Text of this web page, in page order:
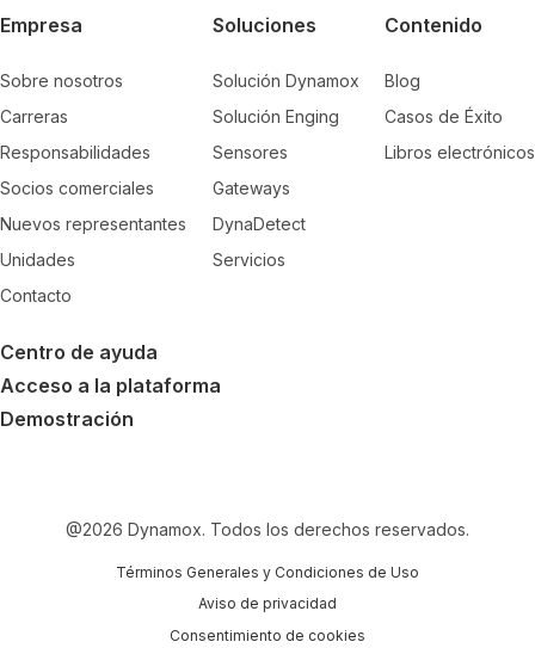
Empresa
Sobre nosotros
Carreras
Responsabilidades
Socios comerciales
Nuevos representantes
Unidades
Contacto
Soluciones
Solución Dynamox
Solución Enging
Sensores
Gateways
DynaDetect
Servicios
Contenido
Blog
Casos de Éxito
Libros electrónicos
Centro de ayuda
Acceso a la plataforma
Demostración
@2026 Dynamox. Todos los derechos reservados.
Términos Generales y Condiciones de Uso
Aviso de privacidad
Consentimiento de cookies